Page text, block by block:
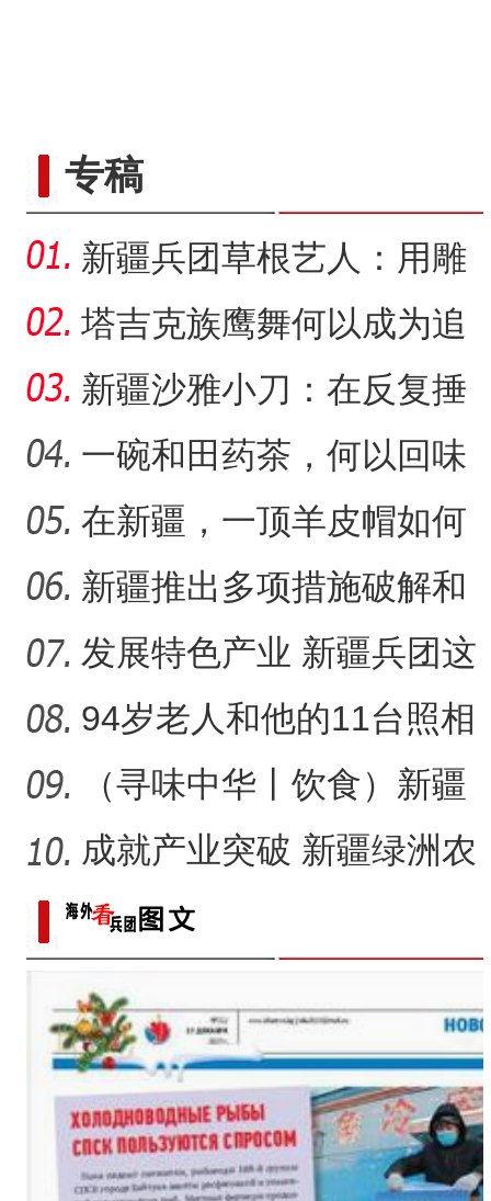
“阿克苏是个好地方·四季
专稿
新疆兵团草根艺人：用雕
塑述说“兵团故事”雕刻别
塔吉克族鹰舞何以成为追
求美好生活的展现？
新疆沙雅小刀：在反复捶
打中实现匠心传承
一碗和田药茶，何以回味
悠长？
在新疆，一顶羊皮帽如何
展现独特制作魅力？
新疆推出多项措施破解和
田玉消费“痛点”
发展特色产业 新疆兵团这
家家庭农场如何实现“南果
94岁老人和他的11台照相
机
（寻味中华丨饮食）新疆
大盘鸡：公路边诞生的江
湖
成就产业突破 新疆绿洲农
业如何吃上“益生菌”？